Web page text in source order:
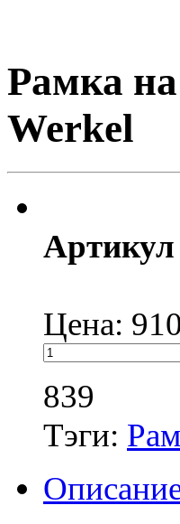
Рамка
Werkel
Артикул
Цена:
839
Тэги: